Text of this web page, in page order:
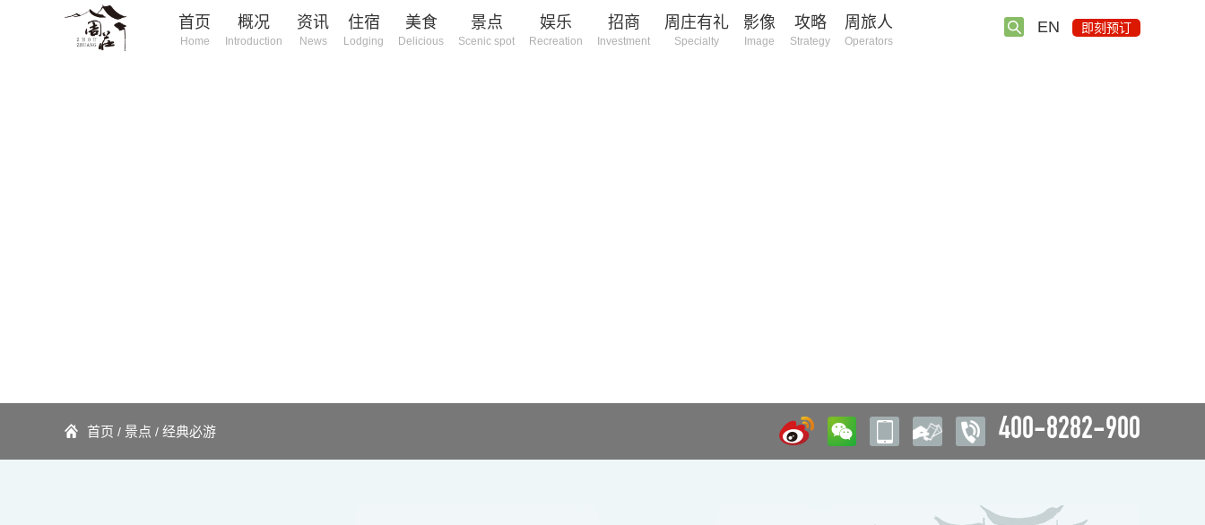
首页
Home
概况
Introduction
资讯
News
住宿
Lodging
美食
Delicious
景点
Scenic spot
娱乐
Recreation
招商
Investment
周庄有礼
Specialty
影像
Image
攻略
Strategy
周旅人
Operators
EN 即刻预订
首页 / 景点 / 经典必游 400-8282-900